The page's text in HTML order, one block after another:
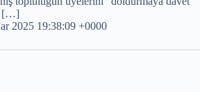
[…]
2025 19:38:09 +0000